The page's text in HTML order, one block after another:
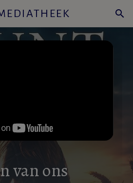
search
van ons